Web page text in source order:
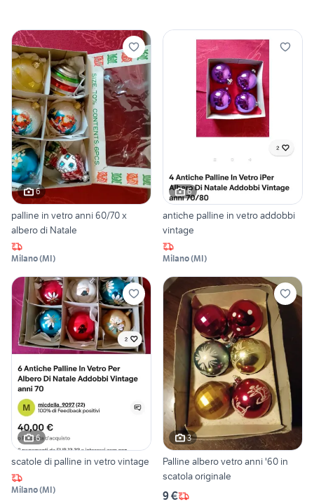
6
palline in vetro anni 60/70 x
albero di Natale
Milano(MI)
6
antiche palline in vetro addobbi
vintage
Milano(MI)
6
scatole di palline in vetro vintage
Milano(MI)
3
Palline albero vetro anni '60 in
scatola originale
9 €